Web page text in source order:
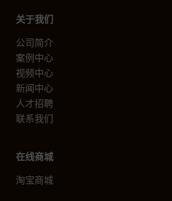
关于我们
公司简介
案例中心
视频中心
新闻中心
人才招聘
联系我们
在线商城
淘宝商城